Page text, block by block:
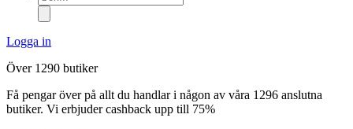
Logga in
Över 1290 butiker
Få pengar över på allt du handlar i någon av våra 1296 anslutna
butiker. Vi erbjuder cashback upp till 75%